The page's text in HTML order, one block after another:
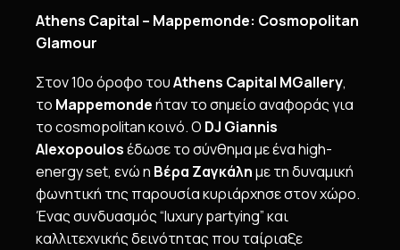
Athens Capital – Mappemonde: Cosmopolitan
Glamour
Στον 10ο όροφο τουAthens Capital MGallery,
το Mappemondeήταν το σημείο αναφοράς για
το cosmopolitan κοινό. Ο DJ Giannis
Alexopoulosέδωσε το σύνθημα με ένα high-
energy set, ενώ η Βέρα Ζαγκάλημε τη δυναμική
φωνητική της παρουσία κυριάρχησε στον χώρο.
Ένας συνδυασμός “luxury partying” και
καλλιτεχνικής δεινότητας που ταίριαξε